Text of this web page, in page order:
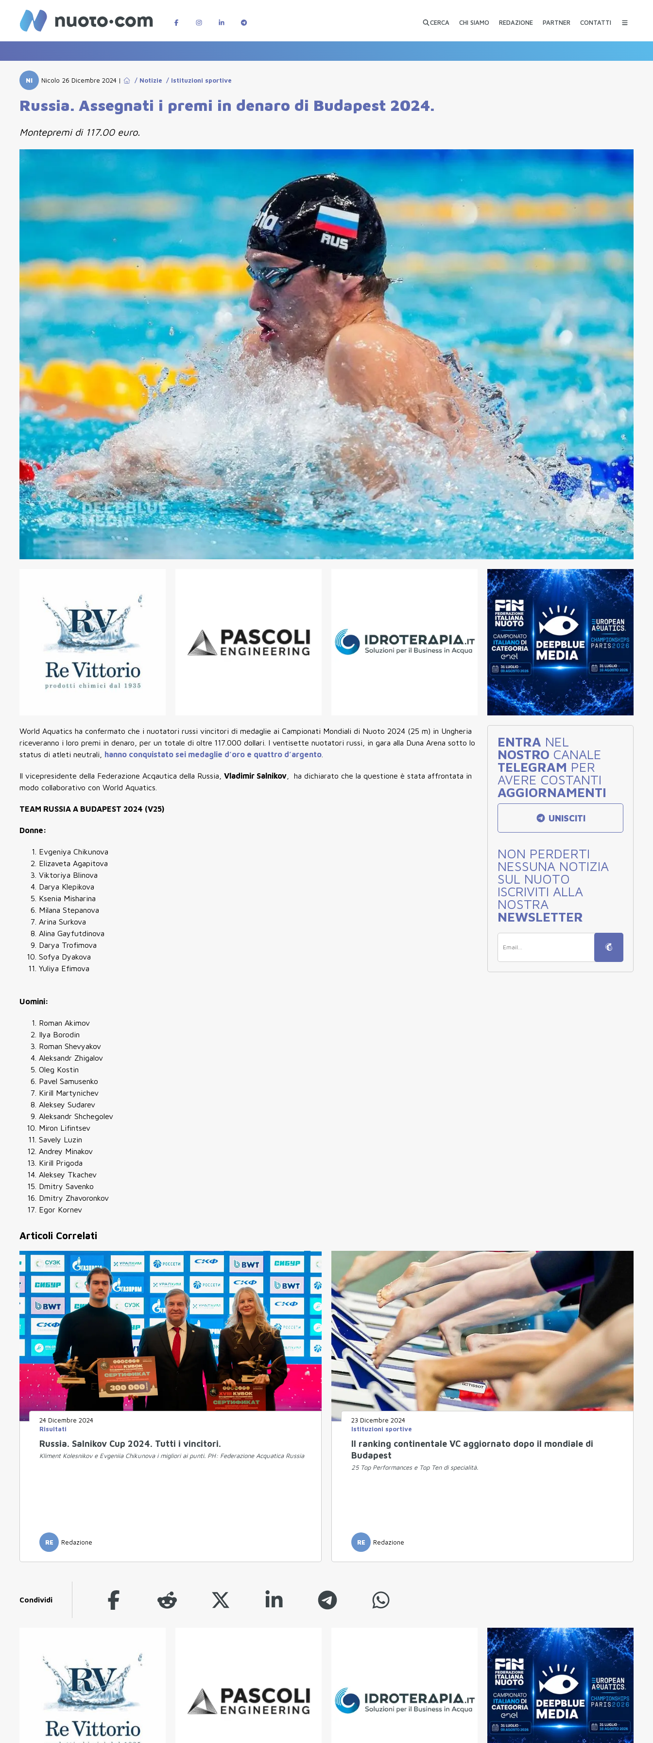
CERCA CHI SIAMO REDAZIONE PARTNER CONTATTI
NI Nicolo 26 Dicembre 2024 | / Notizie / Istituzioni sportive
Russia. Assegnati i premi in denaro di Budapest 2024.
Montepremi di 117.00 euro.
World Aquatics ha confermato che i nuotatori russi vincitori di medaglie ai Campionati Mondiali di Nuoto 2024 (25 m) in Ungheria
riceveranno i loro premi in denaro, per un totale di oltre 117.000 dollari. I ventisette nuotatori russi, in gara alla Duna Arena sotto lo
status di atleti neutrali, hanno conquistato sei medaglie d’oro e quattro d’argento
Il vicepresidente della Federazione Acqautica della Russia, Vladimir Salnikov , ha dichiarato che la questione è stata affrontata in
modo collaborativo con World Aquatics.
TEAM RUSSIA A BUDAPEST 2024 (V25)
Donne:
Evgeniya Chikunova
Elizaveta Agapitova
Viktoriya Blinova
Darya Klepikova
Ksenia Misharina
Milana Stepanova
Arina Surkova
Alina Gayfutdinova
Darya Trofimova
Sofya Dyakova
Yuliya Efimova
Uomini:
Roman Akimov
Ilya Borodin
Roman Shevyakov
Aleksandr Zhigalov
Oleg Kostin
Pavel Samusenko
Kirill Martynichev
Aleksey Sudarev
Aleksandr Shchegolev
Miron Lifintsev
Savely Luzin
Andrey Minakov
Kirill Prigoda
Aleksey Tkachev
Dmitry Savenko
Dmitry Zhavoronkov
Egor Kornev
ENTRA NEL
NOSTRO CANALE
TELEGRAM PER
AVERE COSTANTI
AGGIORNAMENTI
UNISCITI
NON PERDERTI
NESSUNA NOTIZIA
SUL NUOTO
ISCRIVITI ALLA
NOSTRA
NEWSLETTER
Articoli Correlati
24 Dicembre 2024
Risultati
Russia. Salnikov Cup 2024. Tutti i vincitori.
Kliment Kolesnikov e Evgeniia Chikunova i migliori ai punti. PH: Federazione Acquatica Russia
RE Redazione
23 Dicembre 2024
Istituzioni sportive
Il ranking continentale VC aggiornato dopo il mondiale di
Budapest
25 Top Performances e Top Ten di specialità.
RE Redazione
Condividi